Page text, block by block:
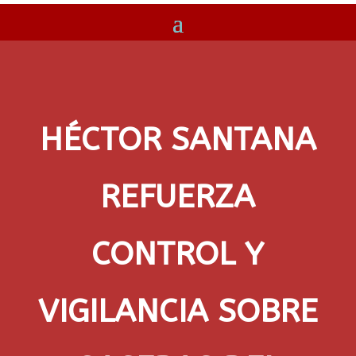
HÉCTOR SANTANA
REFUERZA
CONTROL Y
VIGILANCIA SOBRE